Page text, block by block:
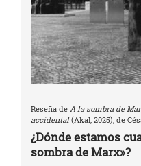
Reseña de A la sombra de
accidental(Akal, 2025), de
¿Dónde estamos
sombra de Marx»?